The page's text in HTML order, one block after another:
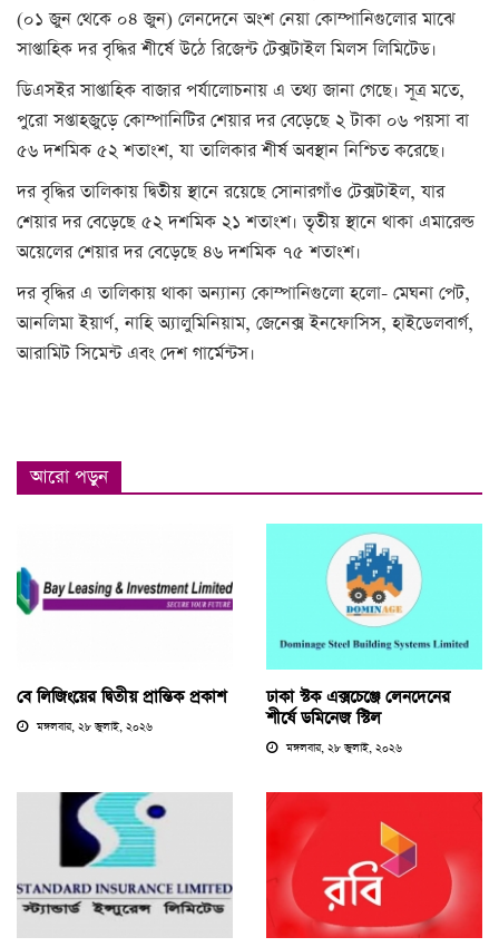
(০১ জুন থেকে ০৪ জুন) লেনদেনে অংশ নেয়া কোম্পানিগুলোর মাঝে
সাপ্তাহিক দর বৃদ্ধির শীর্ষে উঠে রিজেন্ট টেক্সটাইল মিলস লিমিটেড।
ডিএসইর সাপ্তাহিক বাজার পর্যালোচনায় এ তথ্য জানা গেছে। সূত্র মতে,
পুরো সপ্তাহজুড়ে কোম্পানিটির শেয়ার দর বেড়েছে ২ টাকা ০৬ পয়সা বা
৫৬ দশমিক ৫২ শতাংশ, যা তালিকার শীর্ষ অবস্থান নিশ্চিত করেছে।
দর বৃদ্ধির তালিকায় দ্বিতীয় স্থানে রয়েছে সোনারগাঁও টেক্সটাইল, যার
শেয়ার দর বেড়েছে ৫২ দশমিক ২১ শতাংশ। তৃতীয় স্থানে থাকা এমারেল্ড
অয়েলের শেয়ার দর বেড়েছে ৪৬ দশমিক ৭৫ শতাংশ।
দর বৃদ্ধির এ তালিকায় থাকা অন্যান্য কোম্পানিগুলো হলো- মেঘনা পেট,
আনলিমা ইয়ার্ণ, নাহি অ্যালুমিনিয়াম, জেনেক্স ইনফোসিস, হাইডেলবার্গ,
আরামিট সিমেন্ট এবং দেশ গার্মেন্টস।
আরো পড়ুন
বে লিজিংয়ের দ্বিতীয় প্রান্তিক প্রকাশ
মঙ্গলবার, ২৮ জুলাই, ২০২৬
ঢাকা স্টক এক্সচেঞ্জে লেনদেনের
শীর্ষে ডমিনেজ স্টিল
মঙ্গলবার, ২৮ জুলাই, ২০২৬